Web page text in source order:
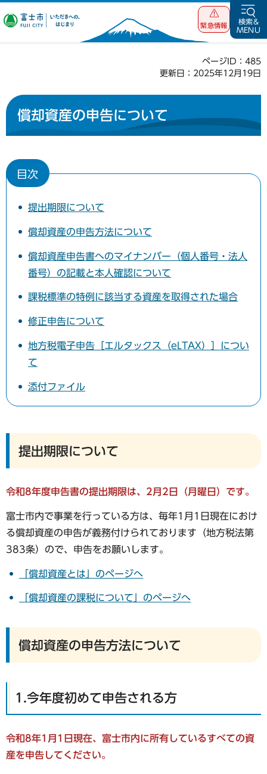
富士市 いただ
緊急情報
検索&
MENU
ページID：485
更新日：2025年12月19日
償却資産の申告について
目次
提出期限について
償却資産の申告方法について
償却資産申告書へのマイナンバー（個人番号・法人
番号）の記載と本人確認について
課税標準の特例に該当する資産を取得された場合
修正申告について
地方税電子申告［エルタックス（eLTAX）］につい
て
添付ファイル
提出期限について
令和8年度申告書の提出期限は、2月2日（月曜日）です。
富士市内で事業を行っている方は、毎年1月1日現在におけ
る償却資産の申告が義務付けられております（地方税法第
383条）ので、申告をお願いします。
「償却資産とは」のページへ
「償却資産の課税について」のページへ
償却資産の申告方法について
1.今年度初めて申告される方
令和8年1月1日現在、富士市内に所有しているすべての資
産を申告してください。